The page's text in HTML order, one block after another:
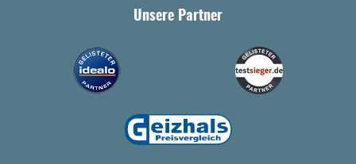
Unsere Partner